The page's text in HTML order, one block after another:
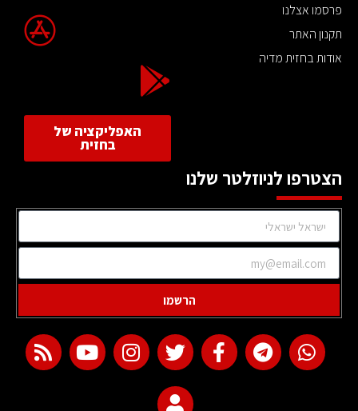
פרסמו אצלנו
תקנון האתר
אודות בחזית מדיה
האפליקציה של
בחזית
הצטרפו לניוזלטר שלנו
הרשמו